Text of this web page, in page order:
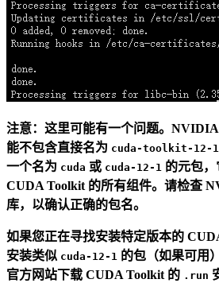
注意：这里可能有一个问题。
能不包含直接名为 cuda-toolkit-12-1
一个名为 cuda 或 cuda-12-1 的元包
CUDA Toolkit 的所有组件。请检查
库，以确认正确的包名。
如果您正在寻找安装特定版本的
安装类似 cuda-12-1 的包（如果可用
官方网站下载 CUDA Toolkit 的 .run